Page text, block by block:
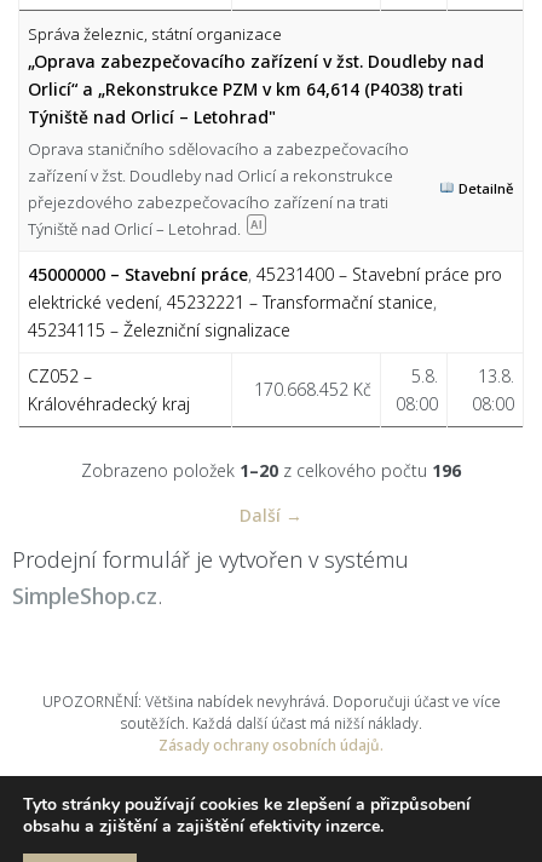
Správa železnic, státní organizace
„Oprava zabezpečovacího zařízení v žst. Doudleby nad
Orlicí“ a „Rekonstrukce PZM v km 64,614 (P4038) trati
Týniště nad Orlicí – Letohrad"
Oprava staničního sdělovacího a zabezpečovacího
zařízení v žst. Doudleby nad Orlicí a rekonstrukce
přejezdového zabezpečovacího zařízení na trati
Týniště nad Orlicí – Letohrad.
AI
Detailně
45000000 – Stavební práce, 45231400 – Stavební práce pro
elektrické vedení, 45232221 – Transformační stanice,
45234115 – Železniční signalizace
CZ052 –
Královéhradecký kraj
170.668.452 Kč
5.8.
08:00
13.8.
08:00
Zobrazeno položek 1–20 z celkového počtu 196
Další →
Prodejní formulář je vytvořen v systému
SimpleShop.cz.
UPOZORNĚNÍ: Většina nabídek nevyhrává. Doporučuji účast ve více
soutěžích. Každá další účast má nižší náklady.
Zásady ochrany osobních údajů.
Tyto stránky používají cookies ke zlepšení a přizpůsobení
obsahu a zjištění a zajištění efektivity inzerce.